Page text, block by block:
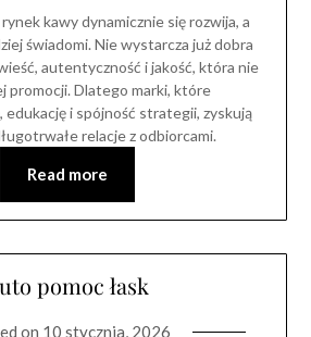
kawy dynamicznie się rozwija, a
świadomi. Nie wystarcza już dobra
autentyczność i jakość, która nie
promocji. Dlatego marki, które
edukację i spójność strategii, zyskują
relacje z odbiorcami.
Read more
pomoc łask
on 10 stycznia, 2026